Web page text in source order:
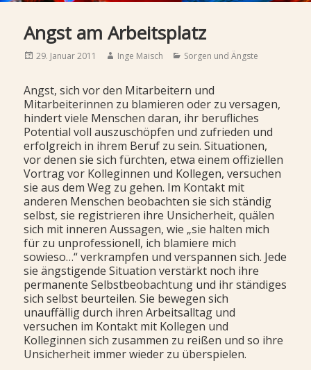
Angst am Arbeitsplatz
Posted
29. Januar 2011 Author
Inge Maisch Categories
Sorgen und Ängste
Angst, sich vor den Mitarbeitern und
Mitarbeiterinnen zu blamieren oder zu versagen,
hindert viele Menschen daran, ihr berufliches
Potential voll auszuschöpfen und zufrieden und
erfolgreich in ihrem Beruf zu sein. Situationen,
vor denen sie sich fürchten, etwa einem offiziellen
Vortrag vor Kolleginnen und Kollegen, versuchen
sie aus dem Weg zu gehen. Im Kontakt mit
anderen Menschen beobachten sie sich ständig
selbst, sie registrieren ihre Unsicherheit, quälen
sich mit inneren Aussagen, wie „sie halten mich
für zu unprofessionell, ich blamiere mich
sowieso…“ verkrampfen und verspannen sich. Jede
sie ängstigende Situation verstärkt noch ihre
permanente Selbstbeobachtung und ihr ständiges
sich selbst beurteilen. Sie bewegen sich
unauffällig durch ihren Arbeitsalltag und
versuchen im Kontakt mit Kollegen und
Kolleginnen sich zusammen zu reißen und so ihre
Unsicherheit immer wieder zu überspielen.